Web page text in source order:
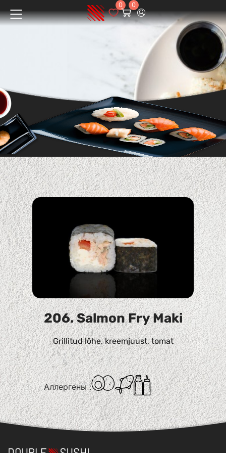
0 0
Menüü
206. Salmon Fry Maki
Grillitud lõhe, kreemjuust, tomat
Аллергены :